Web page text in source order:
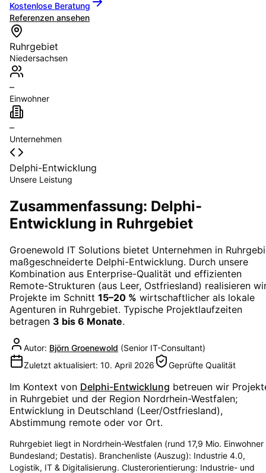
Kostenlose Beratung
Referenzen ansehen
Ruhrgebiet
Niedersachsen
–
Einwohner
–
Unternehmen
Delphi-Entwicklung
Unsere Leistung
Zusammenfassung: Delphi-
Entwicklung in Ruhrgebiet
Groenewold IT Solutions bietet Unternehmen in
maßgeschneiderte Delphi-Entwicklung. Durch unsere
Kombination aus Enterprise-Qualität und effizienten
Remote-Strukturen (aus Leer, Ostfriesland) realisieren
Projekte im Schnitt 15–20 % wirtschaftlicher als lokale
Agenturen in Ruhrgebiet. Typische Projektlaufzeiten
betragen 3 bis 6 Monate.
Autor: Björn Groenewold (Senior IT-Consultant)
Zuletzt aktualisiert: 10. April 2026 Geprüfte Qualität
Im Kontext von Delphi-Entwicklung betreuen wir
in Ruhrgebiet und der Region Nordrhein-Westfalen;
Entwicklung in Deutschland (Leer/Ostfriesland),
Abstimmung remote oder vor Ort.
Ruhrgebiet liegt in Nordrhein-Westfalen (rund 17,9 Mio. Einwohner
Bundesland; Destatis). Branchenliste (Auszug): Industrie 4.0,
Logistik, IT & Digitalisierung. Clusterorientierung: Industrie- und